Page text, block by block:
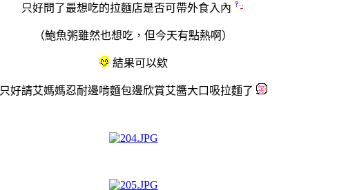
只好問了最想吃的拉麵店是否可帶外食入內
（鮑魚粥雖然也想吃，但今天有點熱啊）
結果可以欸
只好請艾媽媽忍耐邊啃麵包邊欣賞艾醬大口吸拉麵了